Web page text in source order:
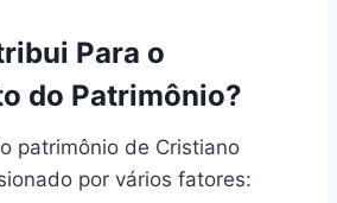
Para o
do Patrimônio?
patrimônio de Cristiano
por vários fatores: